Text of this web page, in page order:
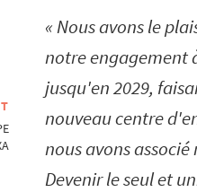
Nous avons le
notre engagement
jusqu'en 2029,
nouveau centre
nous avons
Devenir le seul et